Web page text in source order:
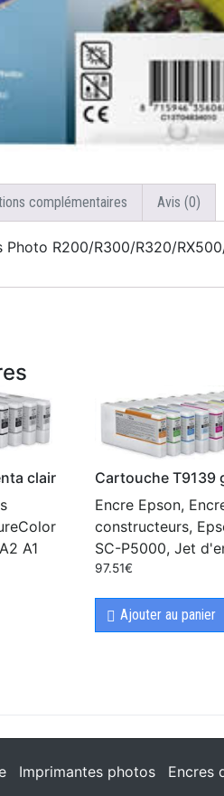
complémentaires Avis (0)
Photo R200/R300/R320/
clair
A1
Cartouche T9139
Encre Epson,
constructeurs,
SC-P5000, Jet
97.51€
Ajouter au panier
Imprimantes photos Encres